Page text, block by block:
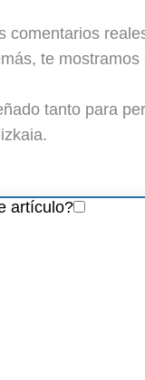
comentarios
te
tanto para
artículo?